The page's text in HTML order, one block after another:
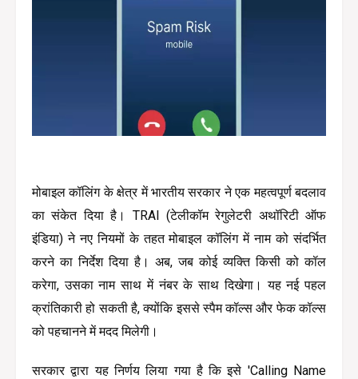
मोबाइल कॉलिंग के क्षेत्र में भारतीय सरकार ने एक महत्वपूर्ण बदलाव
का संकेत दिया है। TRAI (टेलीकॉम रेगुलेटरी अथॉरिटी ऑफ
इंडिया) ने नए नियमों के तहत मोबाइल कॉलिंग में नाम को संदर्भित
करने का निर्देश दिया है। अब, जब कोई व्यक्ति किसी को कॉल
करेगा, उसका नाम साथ में नंबर के साथ दिखेगा। यह नई पहल
क्रांतिकारी हो सकती है, क्योंकि इससे स्पैम कॉल्स और फेक कॉल्स
को पहचानने में मदद मिलेगी।
सरकार द्वारा यह निर्णय लिया गया है कि इसे 'Calling Name